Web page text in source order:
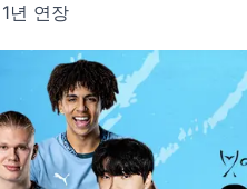
년 연장